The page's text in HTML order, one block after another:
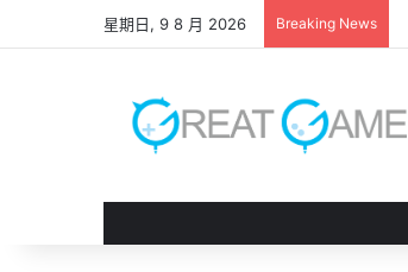
星期日, 9 8 月 2026 Breaking News